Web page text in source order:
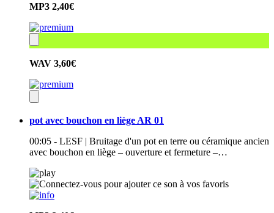
MP3 2,40€
WAV 3,60€
pot avec bouchon en liège AR 01
00:05 - LESF | Bruitage d'un pot en terre ou céramique ancien
avec bouchon en liège – ouverture et fermeture –…